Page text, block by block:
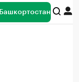
Башкортостан